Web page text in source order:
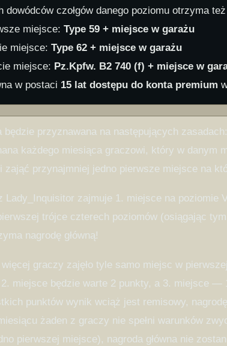
dowódców czołgów danego poziomu otrzyma
miejsce: Type 59 + miejsce w garażu
miejsce: Type 62 + miejsce w garażu
miejsce: Pz.Kpfw. B2 740 (f) + miejsce w
w postaci 15 lat dostępu do konta premium
będzie przyznawana na następujących zasadach:
każdego miesiąca graczowi, który w danym
zająć przynajmniej jedno pierwsze miejsce na
Lady_Inquisitor zajmuje 1. miejsce na
trójce czterech poziomów (osiągając
nagrodę główną!
graczy zajęło tyle samo miejsc w
miejsce będzie warte 2 punkty, a 3. miejsce
punktów wynik wciąż jest remisowy,
żaden z graczy nie spełni warunków
pierwszej miejsce), nagroda główna nie